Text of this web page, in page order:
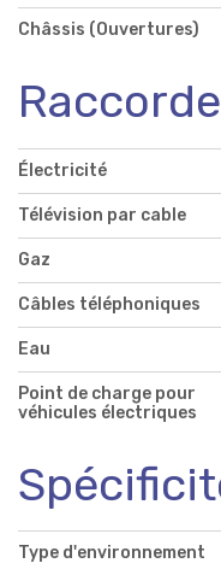
Châssis (Ouvertures)
Électricité
Télévision par cable
Gaz
Câbles téléphoniques
Eau
Point de charge pour
véhicules électriques
Type d'environnement